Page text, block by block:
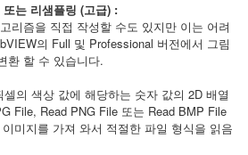
는 리샘플링 (고급) :
리즘을 직접 작성할 수도 있지만 이는 어려
의 Full 및 Professional 버전에서 그림
환 할 수 있습니다.
의 색상 값에 해당하는 숫자 값의 2D 배열
File, Read PNG File 또는 Read BMP File
미지를 가져 와서 적절한 파일 형식을 읽음